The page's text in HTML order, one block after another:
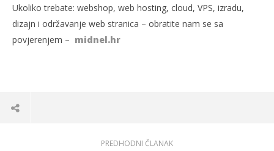
Ukoliko trebate: webshop, web hosting, cloud, VPS, izradu,
dizajn i održavanje web stranica – obratite nam se sa
povjerenjem – midnel.hr
PREDHODNI ČLANAK